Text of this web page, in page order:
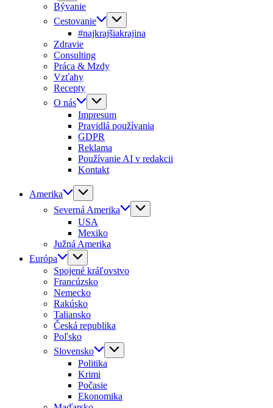
Bývanie
Cestovanie
#najkrajšiakrajina
Zdravie
Consulting
Práca & Mzdy
Vzťahy
Recepty
O nás
Impresum
Pravidlá používania
GDPR
Reklama
Používanie AI v redakcii
Kontakt
Amerika
Severná Amerika
USA
Mexiko
Južná Amerika
Európa
Spojené kráľovstvo
Francúzsko
Nemecko
Rakúsko
Taliansko
Česká republika
Poľsko
Slovensko
Politika
Krimi
Počasie
Ekonomika